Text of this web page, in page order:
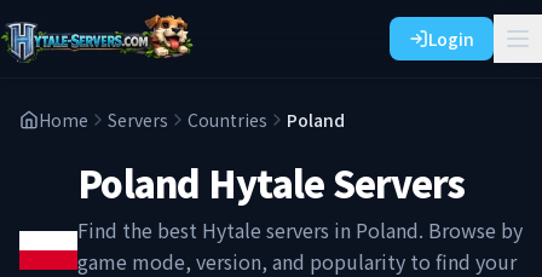
Login
Home Servers Countries Poland
Poland Hytale Servers
Find the best Hytale servers in Poland. Browse by
game mode, version, and popularity to find your